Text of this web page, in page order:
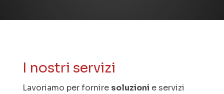
I nostri servizi
Lavoriamo per fornire soluzioni e servizi